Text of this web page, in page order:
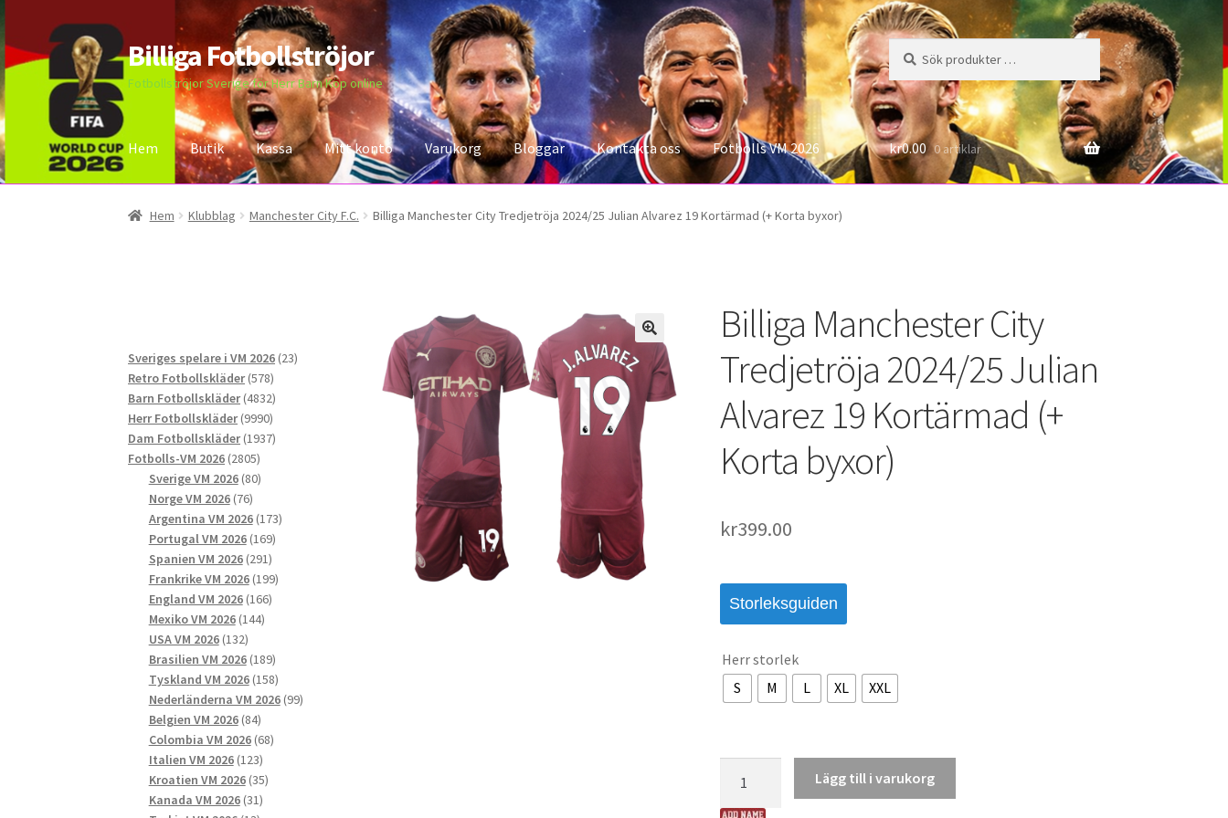
Hoppa
till
navigering
Hoppa
till
innehåll
Billiga Fotbollströjor
Fotbollströjor Sverige för Herr Barn Köp online
Sök
efter:
Sök
Hem Butik Kassa Mitt konto Varukorg Bloggar Kontakta oss Fotbolls VM 2026
Hem Bloggar Butik Kassa Kontakta oss Mitt konto Storleksguiden Varukorg
kr0.00 0 artiklar
Hem Klubblag Manchester City F.C. Billiga Manchester City Tredjetröja 2024/25 Julian Alvarez 19 Kortärmad (+ Korta byxor)
Billiga Manchester City
Tredjetröja 2024/25 Julian
Alvarez 19 Kortärmad (+
Korta byxor)
kr399.00
Storleksguiden
Herr storlek
S
M L XL XXL
Manchester
City
Lägg till i varukorg
Sveriges spelare i VM 2026 2323
Retro Fotbollskläder 578578
produkter
Barn Fotbollskläder 48324832
produkter
Herr Fotbollskläder 99909990
produkter
Dam Fotbollskläder 19371937
Fotbolls-VM 2026 28052805
produkter
Sverige VM 2026 8080
Norge VM 2026 7676
produkter
Argentina VM 2026 173173
Portugal VM 2026 169169
produkter
Spanien VM 2026 291291
produkter
Frankrike VM 2026 199199
England VM 2026 166166
Mexiko VM 2026 144144
USA VM 2026 132132
produkter
Brasilien VM 2026 189189
produkter
Tyskland VM 2026 158158
produkter
Nederländerna VM 2026 9999
Belgien VM 2026 8484
produkter
Colombia VM 2026 6868
Italien VM 2026 123123
produkter
Kroatien VM 2026 3535
Kanada VM 2026 3131